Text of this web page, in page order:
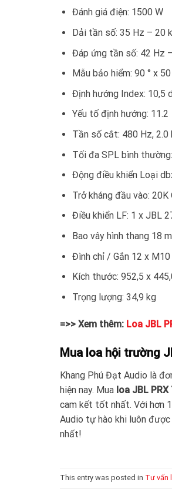
Đánh giá điện: 1500 W
Dải tần số: 35 Hz – 20
Đáp ứng tần số: 42 Hz
Mẫu bảo hiểm: 90 ° x
Định hướng Index: 10,5
Yếu tố định hướng: 11.2
Tần số cắt: 480 Hz, 2.0
Tối đa SPL bình
Động điều khiển Loại
Trở kháng đầu vào:
Điều khiển LF: 1 x JBL
Bao vây hình thang 18
Đình chỉ / Gắn 12 x
Kích thước: 952,5 x
Trọng lượng: 34,9 kg
=>> Xem thêm: Loa JBL
Mua loa hội trường
Khang Phú Đạt Audio là
hiện nay. Mua loa JBL PRX
cam kết tốt nhất. Với hơn
Audio tự hào khi luôn
nhất!
This entry was posted in Tư vấn